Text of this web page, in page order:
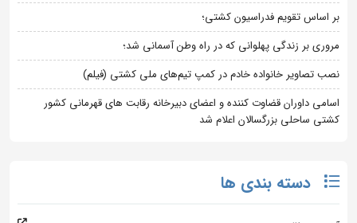
بر اساس تقویم فدراسیون کشتی؛
مروری بر زندگی پهلوانی که در راه وطن آسمانی شد؛
نصب تصاویر خانواده خادم در کمپ تیم‌های ملی کشتی (فیلم)
اسامی داوران قضاوت کننده و اعضای دبیرخانه رقابت های قهرمانی کشور
کشتی ساحلی بزرگسالان اعلام شد
دسته بندی ها